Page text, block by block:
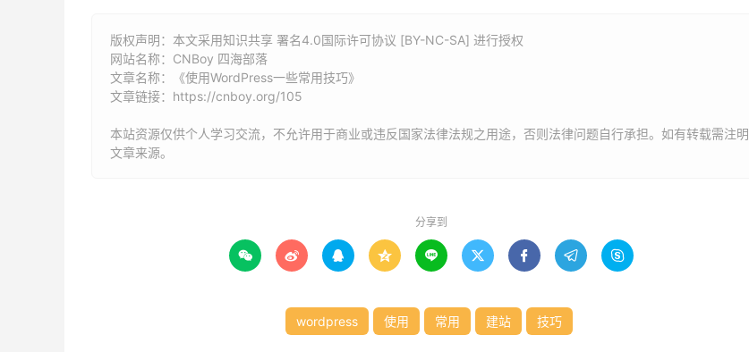
版权声明：本文采用知识共享 署名4.0国际许可协议 [BY-NC-SA] 进行授权
网站名称： CNBoy 四海部落
文章名称：《使用WordPress一些常用技巧》
文章链接： https://cnboy.org/105
本站资源仅供个人学习交流，不允许用于商业或违反国家法律法规之用途，否则法律问题自行承担。如有转载需注明
文章来源。
分享到
        
wordpress 使用 常用 建站 技巧